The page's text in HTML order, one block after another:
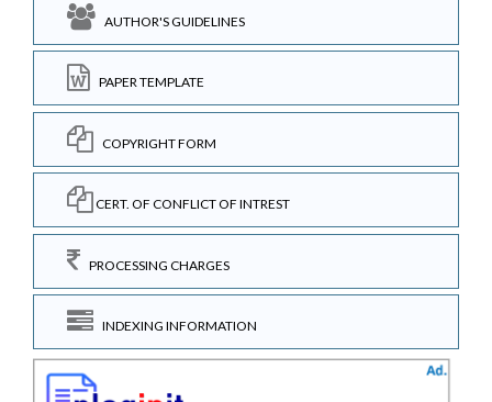
AUTHOR'S GUIDELINES
PAPER TEMPLATE
COPYRIGHT FORM
CERT. OF CONFLICT OF INTREST
PROCESSING CHARGES
INDEXING INFORMATION